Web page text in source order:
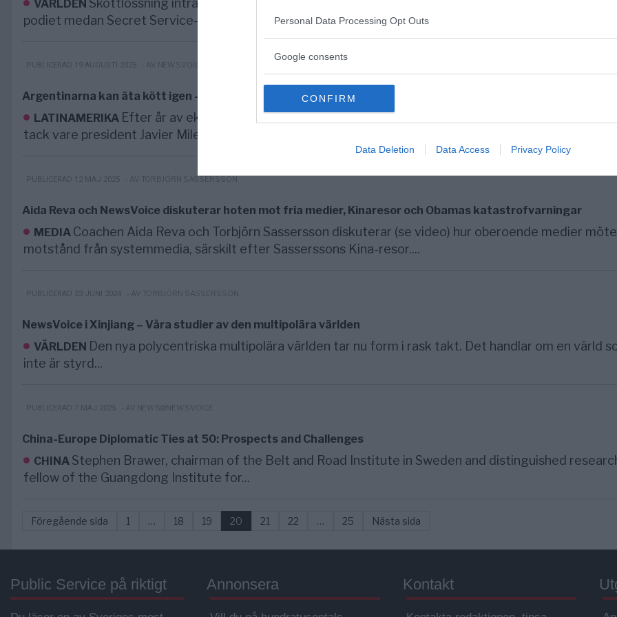
Personal Data Processing Opt Outs
Google consents
CONFIRM
Data Deletion Data Access Privacy Policy
VÄRLDEN Skottlossning inträffade under Donald Trumps tal i Butler, Pennsylvania. Trump duckar
podiet medan Secret Service-agenter täcker honom. Han fördes...
PUBLICERAD 19 AUGUSTI 2025 - AV NEWSVOICE REDAKTION
Argentinarna kan äta kött igen – Mileis reformer lyfter levnadsstandarden
LATINAMERIKA Efter år av ekonomisk kris och skenande inflation börjar argentinarna se ljuset i tunneln,
tack vare president Javier Mileis radikala...
PUBLICERAD 12 MAJ 2025 - AV TORBJÖRN SASSERSSON
Aida Reva och NewsVoice diskuterar hoten mot fria medier, Kinaresor och Obamas katastrofvarningar
MEDIA Coachen Aida Reva och Torbjörn Sassersson diskuterar (se video) hur oberoende medier
motstånd från systemmedia, särskilt efter Sasserssons Kina-resor....
PUBLICERAD 23 JUNI 2024 - AV TORBJÖRN SASSERSSON
NewsVoice i Xinjiang – Våra studier av den multipolära världen
VÄRLDEN Den nya polycentriska multipolära världen tar nu form i rask takt. Det handlar om en värld
inte är styrd...
PUBLICERAD 7 MAJ 2025 - AV NEWS@NEWSVOICE
China-Europe Diplomatic Ties at 50: Prospects and Challenges
CHINA Stephen Brawer, chairman of the Belt and Road Institute in Sweden and distinguished
fellow of the Guangdong Institute for...
Föregående sida 1 … 18 19 20 21 22 … 25 Nästa sida
Public Service på riktigt Annonsera Kontakt